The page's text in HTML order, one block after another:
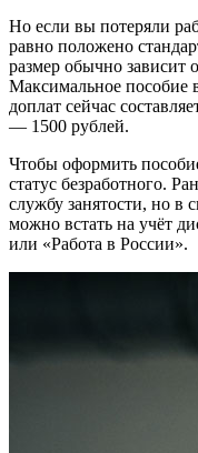
Но если вы потеряли
равно положено
размер обычно зависит
Максимальное пособие
доплат сейчас
— 1500 рублей.
Чтобы оформить
статус безработного.
службу занятости, но в
можно встать на учёт
или «Работа в России».